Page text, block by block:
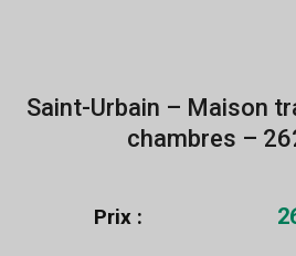
Saint-Urbain – Maison
chambres –
Prix :